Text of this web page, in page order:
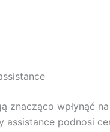
znacząco wpłynąć na
assistance podnosi